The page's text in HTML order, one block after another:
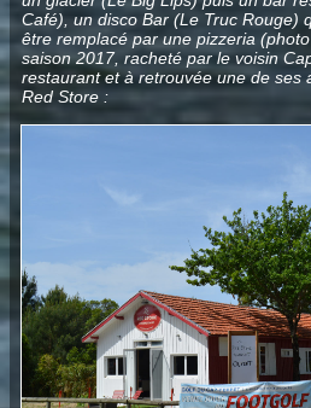
Café), un disco Bar (Le Truc Rouge)
être remplacé par une pizzeria
saison 2017, racheté par le voisin
restaurant et à retrouvée une de ses
Red Store :